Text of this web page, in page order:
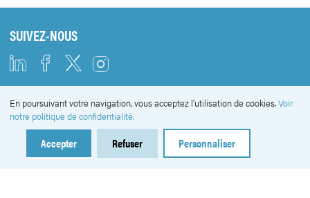
SUIVEZ-NOUS
NEWSLETTER
En poursuivant votre navigation, vous acceptez l'utilisation de cookies.Voir
notre politique de confidentialité.
Accepter Refuser Personnaliser